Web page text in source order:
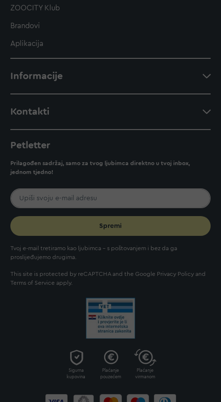
ZOOCITY Klub
Brandovi
Aplikacija
Informacije
Kontakti
Petletter
Prilagođen sadržaj, samo za tvog ljubimca direktno u tvoj inbox,
jednom tjedno!
Spremi
Tvoj e-mail tretiramo kao ljubimca - s poštovanjem i bez da ga
proslijeđujemo drugima.
This site is protected by reCAPTCHA and the Google Privacy Policy and
Terms of Service apply.
Sigurna
kupovina
Plaćanje
pouzećem
Plaćanje
virmanom